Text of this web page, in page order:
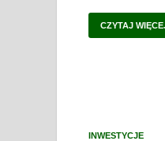
CZYTAJ
INWESTYCJE